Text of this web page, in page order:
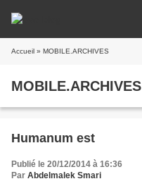
Accueil » MOBILE.ARCHIVES
MOBILE.ARCHIVES
Humanum est
Publié le 20/12/2014 à 16:36
Par Abdelmalek Smari